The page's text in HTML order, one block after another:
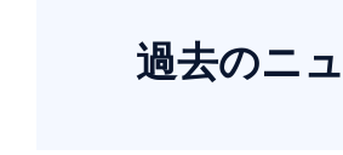
過去のニ